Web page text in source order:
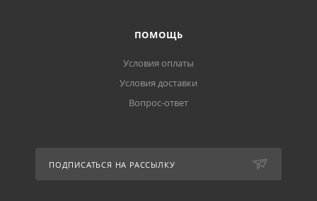
ПОМОЩЬ
Условия оплаты
Условия доставки
Вопрос-ответ
ПОДПИСАТЬСЯ НА РАССЫЛКУ